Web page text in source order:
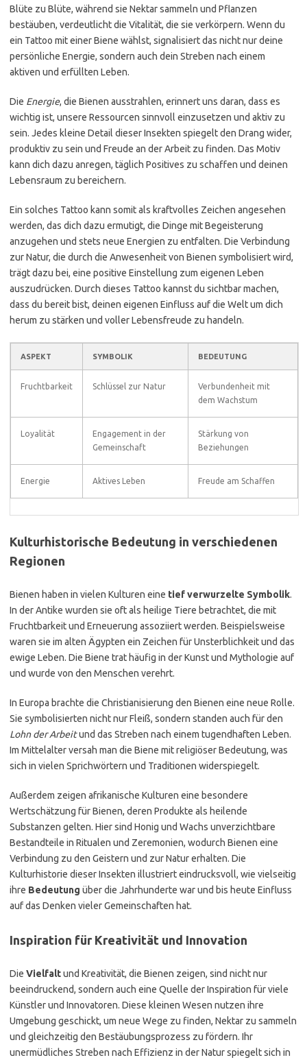
Blüte zu Blüte, während sie Nektar sammeln und Pflanzen
bestäuben, verdeutlicht die Vitalität, die sie verkörpern. Wenn du
ein Tattoo mit einer Biene wählst, signalisiert das nicht nur deine
persönliche Energie, sondern auch dein Streben nach einem
aktiven und erfüllten Leben.
Die Energie, die Bienen ausstrahlen, erinnert uns daran, dass es
wichtig ist, unsere Ressourcen sinnvoll einzusetzen und aktiv zu
sein. Jedes kleine Detail dieser Insekten spiegelt den Drang wider,
produktiv zu sein und Freude an der Arbeit zu finden. Das Motiv
kann dich dazu anregen, täglich Positives zu schaffen und deinen
Lebensraum zu bereichern.
Ein solches Tattoo kann somit als kraftvolles Zeichen angesehen
werden, das dich dazu ermutigt, die Dinge mit Begeisterung
anzugehen und stets neue Energien zu entfalten. Die Verbindung
zur Natur, die durch die Anwesenheit von Bienen symbolisiert wird,
trägt dazu bei, eine positive Einstellung zum eigenen Leben
auszudrücken. Durch dieses Tattoo kannst du sichtbar machen,
dass du bereit bist, deinen eigenen Einfluss auf die Welt um dich
herum zu stärken und voller Lebensfreude zu handeln.
ASPEKT SYMBOLIK BEDEUTUNG
Fruchtbarkeit Schlüssel zur Natur
Verbundenheit mit
dem Wachstum
Loyalität
Engagement in der
Gemeinschaft
Stärkung von
Beziehungen
Energie Aktives Leben Freude am Schaffen
Kulturhistorische Bedeutung in verschiedenen
Regionen
Bienen haben in vielen Kulturen eine tief verwurzelte Symbolik.
In der Antike wurden sie oft als heilige Tiere betrachtet, die mit
Fruchtbarkeit und Erneuerung assoziiert werden. Beispielsweise
waren sie im alten Ägypten ein Zeichen für Unsterblichkeit und das
ewige Leben. Die Biene trat häufig in der Kunst und Mythologie auf
und wurde von den Menschen verehrt.
In Europa brachte die Christianisierung den Bienen eine neue Rolle.
Sie symbolisierten nicht nur Fleiß, sondern standen auch für den
Lohn der Arbeitund das Streben nach einem tugendhaften Leben.
Im Mittelalter versah man die Biene mit religiöser Bedeutung, was
sich in vielen Sprichwörtern und Traditionen widerspiegelt.
Außerdem zeigen afrikanische Kulturen eine besondere
Wertschätzung für Bienen, deren Produkte als heilende
Substanzen gelten. Hier sind Honig und Wachs unverzichtbare
Bestandteile in Ritualen und Zeremonien, wodurch Bienen eine
Verbindung zu den Geistern und zur Natur erhalten. Die
Kulturhistorie dieser Insekten illustriert eindrucksvoll, wie vielseitig
ihre Bedeutung über die Jahrhunderte war und bis heute Einfluss
auf das Denken vieler Gemeinschaften hat.
Inspiration für Kreativität und Innovation
Die Vielfaltund Kreativität, die Bienen zeigen, sind nicht nur
beeindruckend, sondern auch eine Quelle der Inspiration für viele
Künstler und Innovatoren. Diese kleinen Wesen nutzen ihre
Umgebung geschickt, um neue Wege zu finden, Nektar zu sammeln
und gleichzeitig den Bestäubungsprozess zu fördern. Ihr
unermüdliches Streben nach Effizienz in der Natur spiegelt sich in